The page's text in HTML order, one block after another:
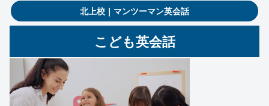
北上校｜マンツーマン英会話
こども英会話